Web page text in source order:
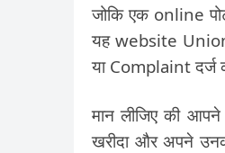
जोकि एक online
यह website
या Complaint दर्ज
मान लीजिए की
खरीदा और अपने